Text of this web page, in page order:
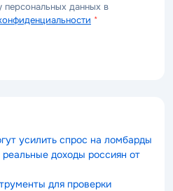
персональных данных в
*
усилить спрос на ломбарды
доходы россиян от
для проверки